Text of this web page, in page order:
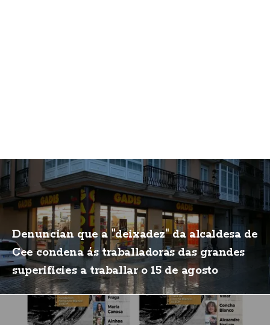
Denuncian que a "deixadez" da alcaldesa de
Cee condena ás traballadoras das grandes
superificies a traballar o 15 de agosto